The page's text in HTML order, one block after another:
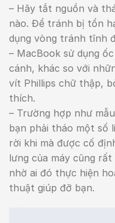
– Hãy tắt nguồn và
nào. Để tránh bị tổn
dụng vòng tránh tĩnh
– MacBook sử dụng
cánh, khác so với
vít Phillips chữ thập,
thích.
– Trường hợp như
bạn phải tháo một số
rời khi mà được cố
lưng của máy cũng
nhờ ai đó thực hiện
thuật giúp đỡ bạn.